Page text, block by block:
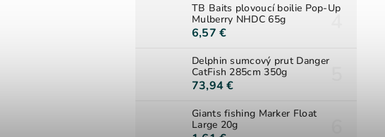
TB Baits plovoucí boilie Pop-Up
Mulberry NHDC 65g
6,57 €
Delphin sumcový prut Danger
CatFish 285cm 350g
73,94 €
Giants fishing Marker Float
Large 20g